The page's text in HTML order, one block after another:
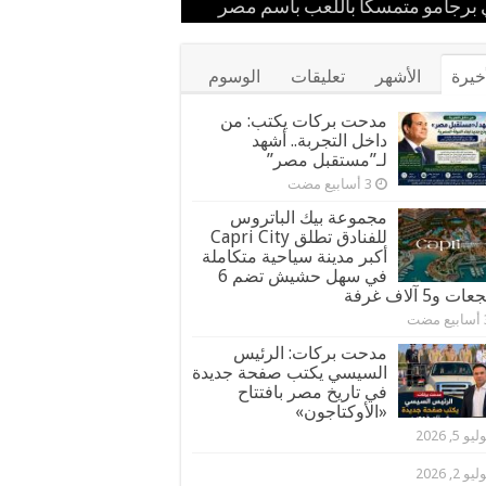
برجامو متمسكًا باللعب باسم مصر
قيادات القبائل والعائلات المصرية
إيران
مهرجان كان
الأشهر تعليقات الوسوم
مدحت بركات يكتب: من
داخل التجربة.. أشهد
لـ”مستقبل مصر”
مجموعة بيك الباتروس
للفنادق تطلق Capri City
أكبر مدينة سياحية متكاملة
في سهل حشيش تضم 6
و5 آلاف غرفة
مدحت بركات: الرئيس
السيسي يكتب صفحة جديدة
في تاريخ مصر بافتتاح
«الأوكتاجون»
5, 2026
2, 2026